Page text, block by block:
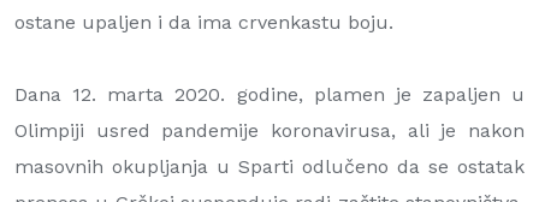
ostane upaljen i da ima crvenkastu boju.
Dana 12. marta 2020. godine, plamen je zapaljen u
Olimpiji usred pandemije koronavirusa, ali je nakon
masovnih okupljanja u Sparti odlučeno da se ostatak